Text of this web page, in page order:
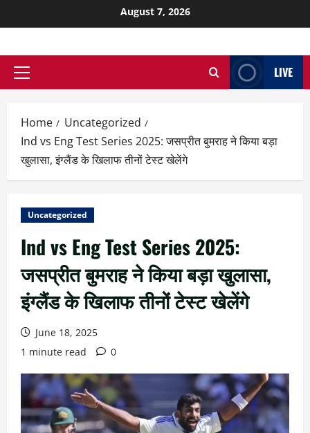
August 7, 2026
LIVE
Home
Uncategorized
Ind vs Eng Test Series 2025: जसप्रीत बुमराह ने किया बड़ा
खुलासा, इंग्लैंड के खिलाफ तीनों टेस्ट खेलेंगे
Uncategorized
Ind vs Eng Test Series 2025:
जसप्रीत बुमराह ने किया बड़ा खुलासा,
इंग्लैंड के खिलाफ तीनों टेस्ट खेलेंगे
June 18, 2025
1 minute read
0